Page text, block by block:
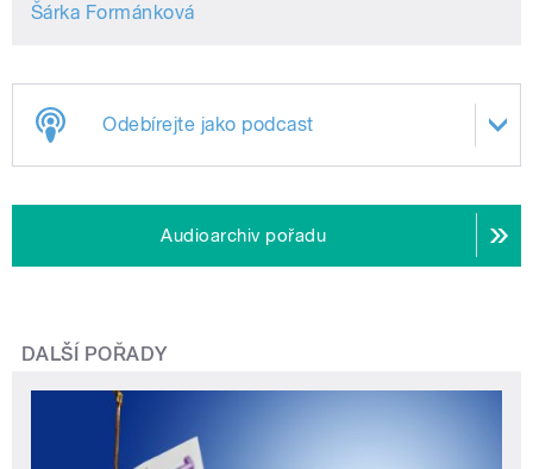
Šárka Formánková
Odebírejte jako podcast
Audioarchiv pořadu
DALŠÍ POŘADY